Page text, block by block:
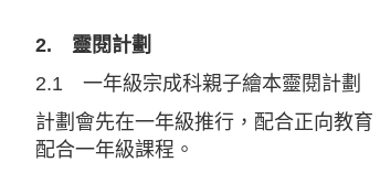
2. 靈閱計劃
2.1 一年級宗成科親子繪本靈閱計劃
計劃會先在一年級推行，配合正向教
配合一年級課程。